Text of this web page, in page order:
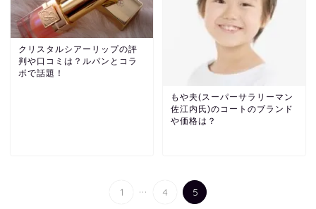
クリスタルシアーリップの評
判や口コミは？ルパンとコラ
ボで話題！
もや夫(スーパーサラリーマン
佐江内氏)のコートのブランド
や価格は？
1 ... 4 5